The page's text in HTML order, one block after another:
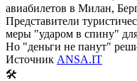
авиабилетов в Милан,
Представители
меры "ударом в спину"
Но "деньги не панут"
Источник ANSA.IT
🛠